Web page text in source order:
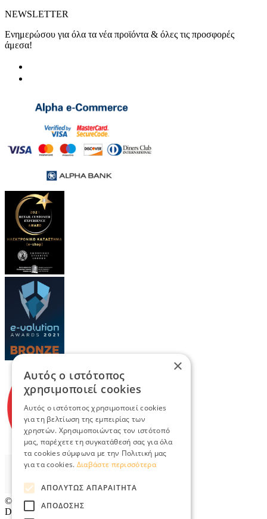
NEWSLETTER
Ενημερώσου για όλα τα νέα προϊόντα & όλες τις προσφορές
άμεσα!
© 2026 TradeRetail.gr
Designed & developed by
×
Αυτός ο ιστότοπος
χρησιμοποιεί cookies
Αυτός ο ιστότοπος χρησιμοποιεί cookies
για τη βελτίωση της εμπειρίας των
χρηστών. Χρησιμοποιώντας τον ιστότοπό
μας, παρέχετε τη συγκατάθεσή σας για όλα
τα cookies σύμφωνα με την Πολιτική μας
για τα cookies. Διαβάστε περισσότερα
ΑΠΟΛΎΤΩΣ ΑΠΑΡΑΊΤΗΤΑ
ΑΠΌΔΟΣΗΣ